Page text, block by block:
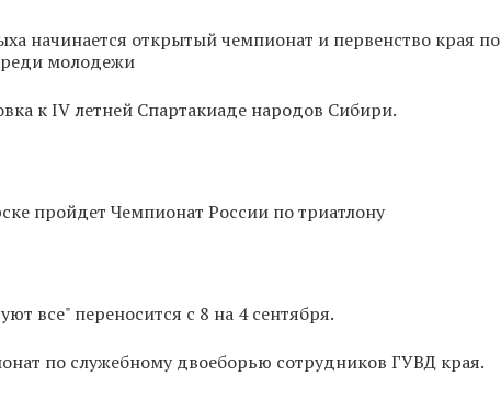
начинается открытый чемпионат и первенство края по
молодежи
к IV летней Спартакиаде народов Сибири.
пройдет Чемпионат России по триатлону
все" переносится с 8 на 4 сентября.
по служебному двоеборью сотрудников ГУВД края.